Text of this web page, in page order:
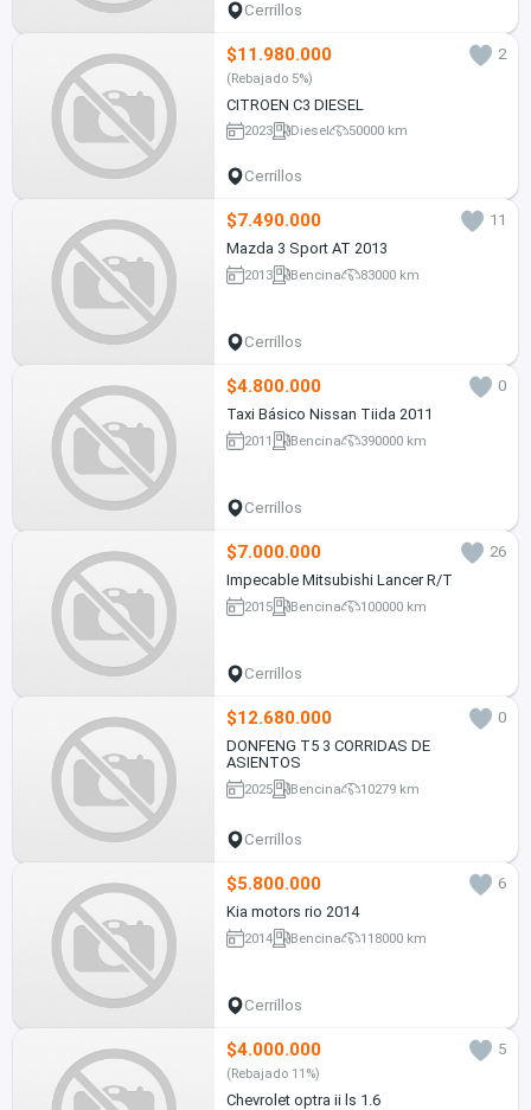
Cerrillos
$11.980.000 2
(Rebajado 5%)
CITROEN C3 DIESEL
2023 Diesel 50000 km
Cerrillos
$7.490.000
11
Mazda 3 Sport AT 2013
2013 Bencina 83000 km
Cerrillos
$4.800.000
0
Taxi Básico Nissan Tiida 2011
2011 Bencina 390000 km
Cerrillos
$7.000.000
26
Impecable Mitsubishi Lancer R/T
2015 Bencina 100000 km
Cerrillos
$12.680.000
0
DONFENG T5 3 CORRIDAS DE
ASIENTOS
2025 Bencina 10279 km
Cerrillos
$5.800.000
6
Kia motors rio 2014
2014 Bencina 118000 km
Cerrillos
$4.000.000 5
(Rebajado 11%)
Chevrolet optra ii ls 1.6